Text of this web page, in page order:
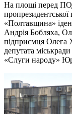
На площі перед
«Полтавщина»
Андрія Бобляха,
підприємця Олега
депутата
«Слуги народу»